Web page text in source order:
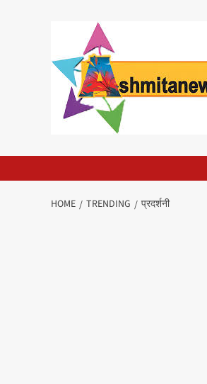
HOME TRENDING प्रदर्शनी